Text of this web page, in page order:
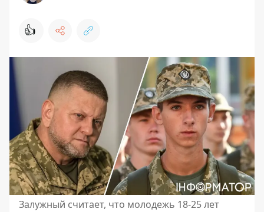
👍
Залужный считает, что молодежь 18-25 лет